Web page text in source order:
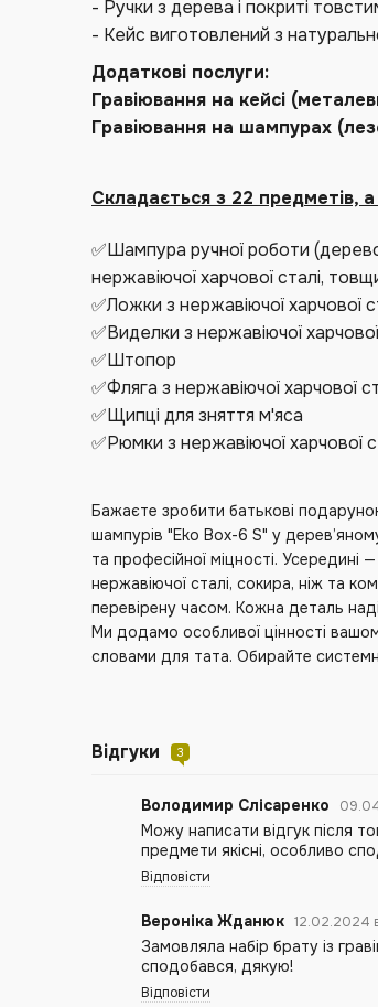
- Ручки з дерева і покриті
- Кейс виготовлений з
Додаткові послуги:
Гравіювання на кейсі
Гравіювання на шампурах
Складається з 22 предметів,
✅Шампура ручної роботи
нержавіючої харчової сталі,
✅Ложки з нержавіючої харчової
✅Виделки з нержавіючої
✅Штопор
✅Фляга з нержавіючої харчової
✅Щипці для зняття м'яса
✅Рюмки з нержавіючої харчової
Бажаєте зробити батькові
шампурів "Eko Box-6 S" у
та професійної міцності. Усередині
нержавіючої сталі, сокира, ніж та
перевірену часом. Кожна деталь
Ми додамо особливої цінності
словами для тата. Обирайте
Відгуки 3
Володимир Слісаренко
Можу написати відгук після
предмети якісні, особливо
Відповісти
Вероніка Жданюк 12.02.2024
Замовляла набір брату із
сподобався, дякую!
Відповісти